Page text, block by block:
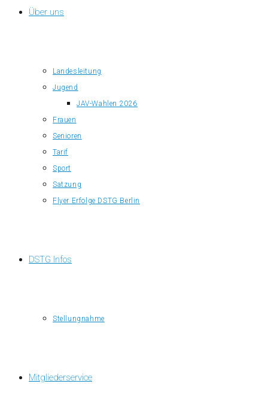
Über uns
Landesleitung
Jugend
JAV-Wahlen 2026
Frauen
Senioren
Tarif
Sport
Satzung
Flyer Erfolge DSTG Berlin
DSTG Infos
Stellungnahme
Mitgliederservice